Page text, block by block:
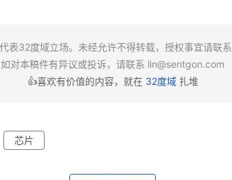
表32度域立场。未经允许不得转载，授权事宜请联系
如对本稿件有异议或投诉，请联系 lin@sentgon.com
👍喜欢有价值的内容，就在 32度域扎堆
芯片